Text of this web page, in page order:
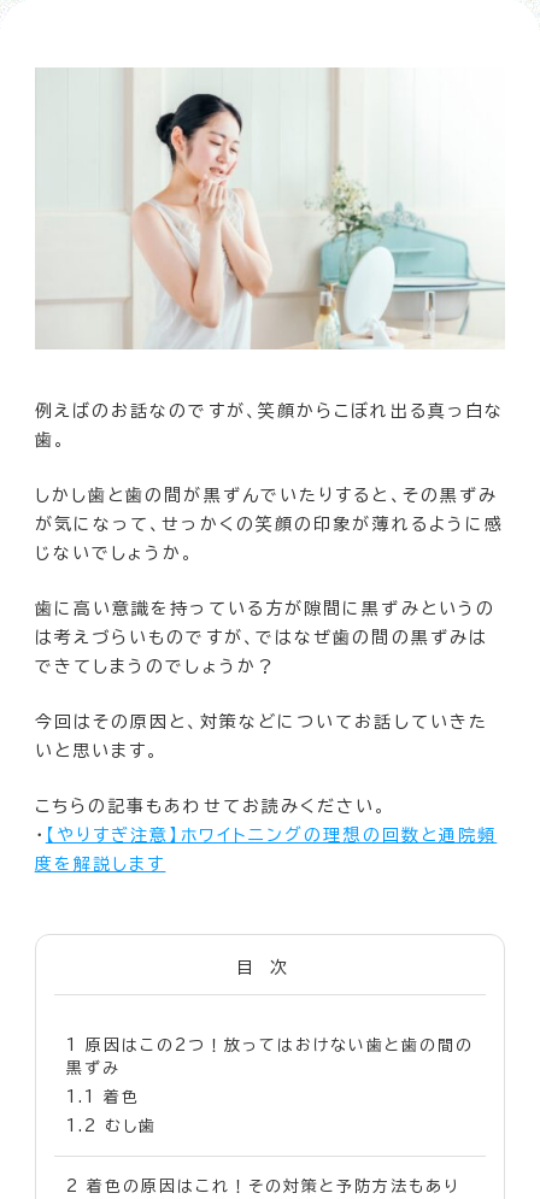
例えばのお話なのですが、笑顔からこぼれ出る真っ白な
歯。
しかし歯と歯の間が黒ずんでいたりすると、その黒ずみ
が気になって、せっかくの笑顔の印象が薄れるように感
じないでしょうか。
歯に高い意識を持っている方が隙間に黒ずみというの
は考えづらいものですが、ではなぜ歯の間の黒ずみは
できてしまうのでしょうか？
今回はその原因と、対策などについてお話していきた
いと思います。
こちらの記事もあわせてお読みください。
・ 【やりすぎ注意】ホワイトニングの理想の回数と通院頻
度を解説します
目次
1
原因はこの2つ！放ってはおけない歯と歯の間の
黒ずみ
1.1
着色
1.2
むし歯
2
着色の原因はこれ！その対策と予防方法もあり